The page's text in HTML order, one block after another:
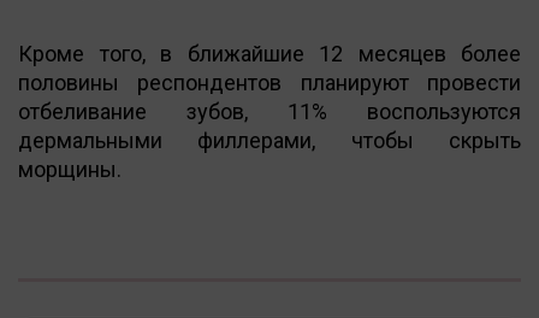
Кроме того, в ближайшие 12 месяцев более
половины респондентов планируют провести
отбеливание зубов, 11% воспользуются
дермальными филлерами, чтобы скрыть
морщины.